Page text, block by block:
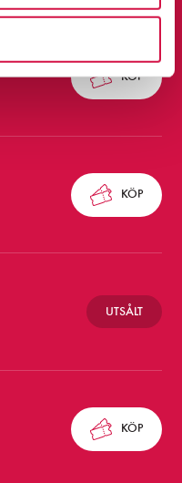
KÖP
KÖP
UTSÅLT
KÖP